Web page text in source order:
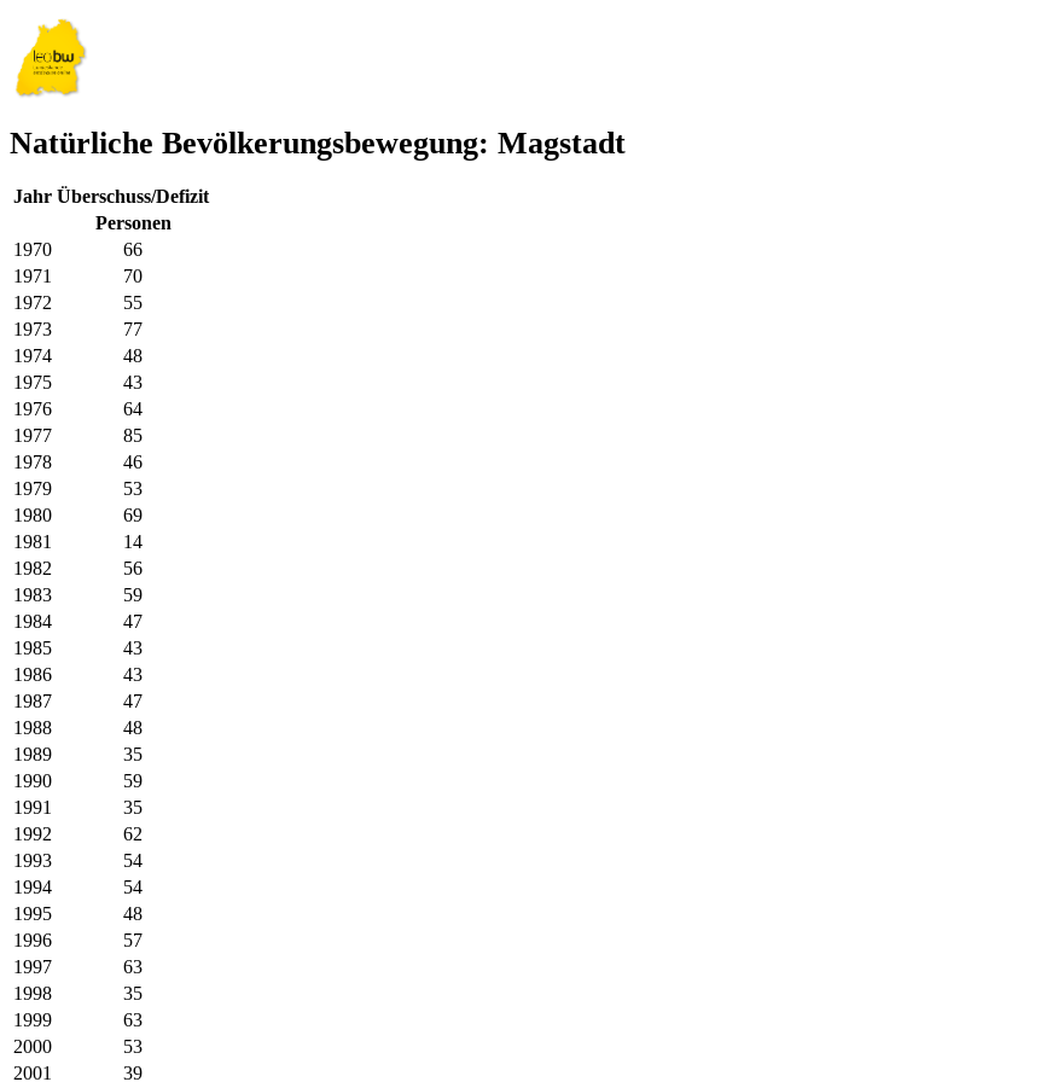
Natürliche Bevölkerungsbewegung: Magstadt
Jahr Überschuss/Defizit
Personen
1970
66
1971
70
1972
55
1973
77
1974
48
1975
43
1976
64
1977
85
1978
46
1979
53
1980
69
1981
14
1982
56
1983
59
1984
47
1985
43
1986
43
1987
47
1988
48
1989
35
1990
59
1991
35
1992
62
1993
54
1994
54
1995
48
1996
57
1997
63
1998
35
1999
63
2000
53
2001
39